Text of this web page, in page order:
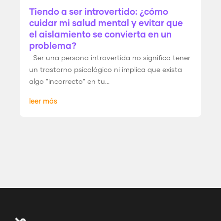
Tiendo a ser introvertido: ¿cómo
cuidar mi salud mental y evitar que
el aislamiento se convierta en un
problema?
Ser una persona introvertida no significa tener
un trastorno psicológico ni implica que exista
algo "incorrecto" en tu...
leer más